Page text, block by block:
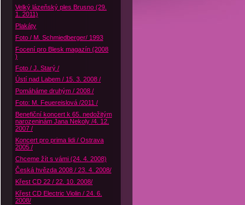
Velký lázeňský ples Brusno (29.
1. 2011)
Plakáty
Foto / M. Schmiedberger/ 1993
Focení pro Blesk magazín (2008
)
Foto / J. Starý /
Ústí nad Labem / 15. 3. 2008 /
Pomáháme druhým / 2008 /
Foto: M. Feuereislová /2011 /
Benefiční koncert k 65. nedožitým
narozeninám Jana Nekoly /4. 12.
2007 /
Koncert pro prima lidi / Ostrava
2005 /
Chceme žít s vámi (24. 4. 2008)
Česká hvězda 2008 / 23. 4. 2008/
Křest CD 22 / 22. 10. 2008/
Křest CD Electric Violin / 24. 6.
2008/